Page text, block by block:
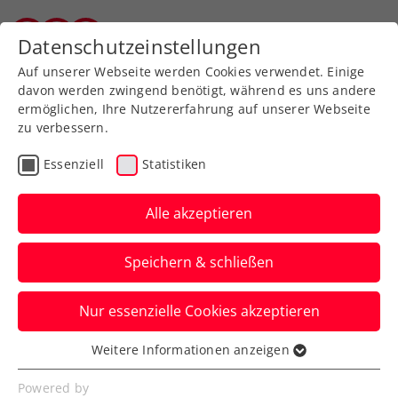
Zurück zur Newsübersicht
Turniere
Sparkassen Jugend Cup
KAT 2 in Zell am See
Drei Salzburger Siege und viele tolle
Matches
Verfasst von: , 03.03.2025
Datenschutzeinstellungen
Auf unserer Webseite werden Cookies verwendet. Einige
davon werden zwingend benötigt, während es uns andere
ermöglichen, Ihre Nutzererfahrung auf unserer Webseite
zu verbessern.
Essenziell Statistiken
Alle akzeptieren
Speichern & schließen
Nur essenzielle Cookies akzeptieren
Essenziell
Essenzielle Cookies werden für grundlegende
Weitere Informationen anzeigen
Powered by